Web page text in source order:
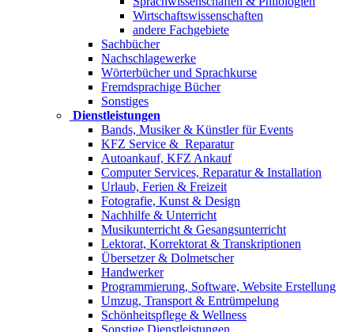
Wirtschaftswissenschaften
andere Fachgebiete
Sachbücher
Nachschlagewerke
Wörterbücher und Sprachkurse
Fremdsprachige Bücher
Sonstiges
Dienstleistungen
Bands, Musiker & Künstler für Events
KFZ Service & Reparatur
Autoankauf, KFZ Ankauf
Computer Services, Reparatur & Installation
Urlaub, Ferien & Freizeit
Fotografie, Kunst & Design
Nachhilfe & Unterricht
Musikunterricht & Gesangsunterricht
Lektorat, Korrektorat & Transkriptionen
Übersetzer & Dolmetscher
Handwerker
Programmierung, Software, Website Erstellung
Umzug, Transport & Entrümpelung
Schönheitspflege & Wellness
Sonstige Dienstleistungen